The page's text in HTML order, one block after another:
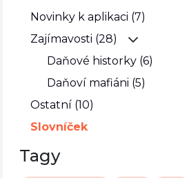
Novinky k aplikaci (7)
Zajímavosti (28)
Daňové historky (6)
Daňoví mafiáni (5)
Ostatní (10)
Slovníček
Tagy